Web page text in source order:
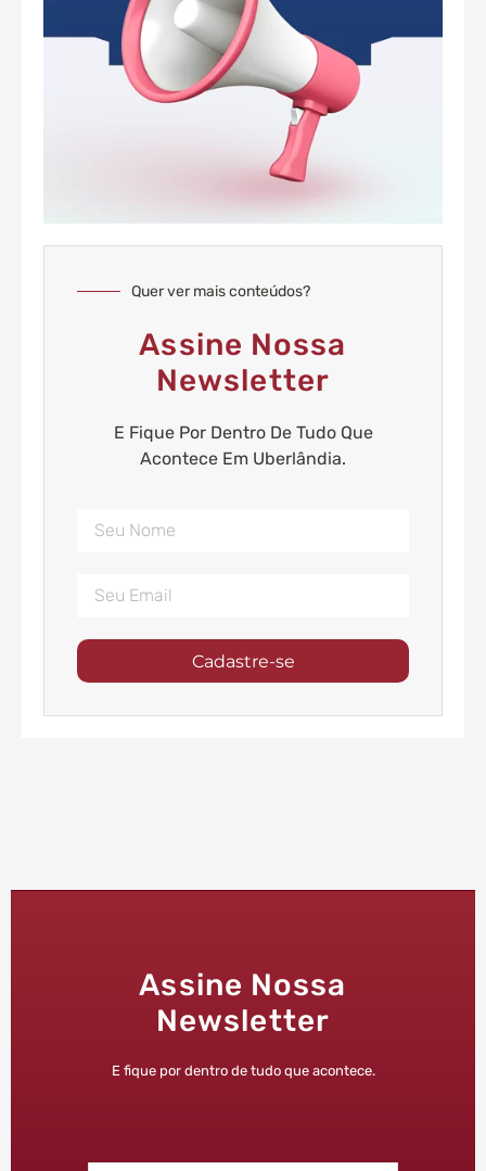
Quer ver mais conteúdos?
Assine Nossa
Newsletter
E Fique Por Dentro De Tudo Que
Acontece Em Uberlândia.
Cadastre-se
Assine Nossa
Newsletter
E fique por dentro de tudo que acontece.